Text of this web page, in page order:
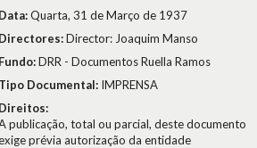
Data:Quarta, 31 de Março de 1937
Directores:Director: Joaquim Manso
Fundo:DRR - Documentos Ruella Ramos
Tipo Documental: IMPRENSA
Direitos:
publicação, total ou parcial, deste documento
prévia autorização da entidade